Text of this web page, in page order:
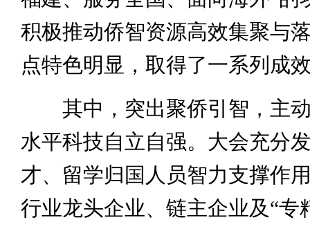
积极推动侨智资源高效集聚与
点特色明显，取得了一系列成
其中，突出聚侨引智，主动
水平科技自立自强。大会充分
才、留学归国人员智力支撑作
行业龙头企业、链主企业及“专